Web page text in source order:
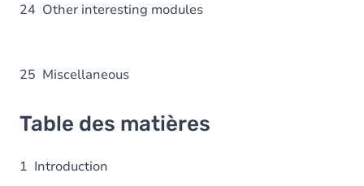
24 Other interesting modules
25 Miscellaneous
Table des matières
1 Introduction